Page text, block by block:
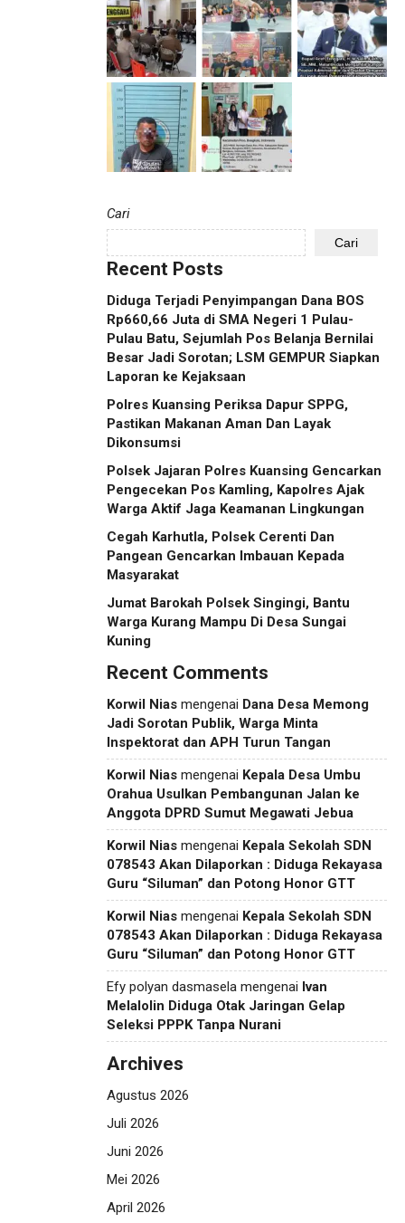
Cari
Cari
Recent Posts
Diduga Terjadi Penyimpangan Dana BOS
Rp660,66 Juta di SMA Negeri 1 Pulau-
Pulau Batu, Sejumlah Pos Belanja Bernilai
Besar Jadi Sorotan; LSM GEMPUR Siapkan
Laporan ke Kejaksaan
Polres Kuansing Periksa Dapur SPPG,
Pastikan Makanan Aman Dan Layak
Dikonsumsi
Polsek Jajaran Polres Kuansing Gencarkan
Pengecekan Pos Kamling, Kapolres Ajak
Warga Aktif Jaga Keamanan Lingkungan
Cegah Karhutla, Polsek Cerenti Dan
Pangean Gencarkan Imbauan Kepada
Masyarakat
Jumat Barokah Polsek Singingi, Bantu
Warga Kurang Mampu Di Desa Sungai
Kuning
Recent Comments
Korwil Nias mengenai Dana Desa Memong
Jadi Sorotan Publik, Warga Minta
Inspektorat dan APH Turun Tangan
Korwil Nias mengenai Kepala Desa Umbu
Orahua Usulkan Pembangunan Jalan ke
Anggota DPRD Sumut Megawati Jebua
Korwil Nias mengenai Kepala Sekolah SDN
078543 Akan Dilaporkan : Diduga Rekayasa
Guru “Siluman” dan Potong Honor GTT
Korwil Nias mengenai Kepala Sekolah SDN
078543 Akan Dilaporkan : Diduga Rekayasa
Guru “Siluman” dan Potong Honor GTT
Efy polyan dasmasela mengenai Ivan
Melalolin Diduga Otak Jaringan Gelap
Seleksi PPPK Tanpa Nurani
Archives
Agustus 2026
Juli 2026
Juni 2026
Mei 2026
April 2026